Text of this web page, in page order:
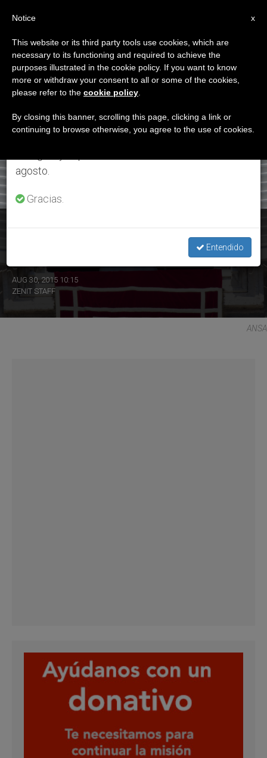
ETIQUETA
Posts Tagged
‘flaviano Miguel Melki’
ÚLTIMAS NOTICIAS
Francisco en el ángelus pide que se ponga fin a la violencia
AUG 30, 2015 10:15
ZENIT STAFF
ANSA
×
Aviso importante
Del 27 de julio al 7 de agosto haremos la pausa
anual, aprovechando que en el periodo de verano
se generan menos informaciones y también el
agosto.
Gracias.
Entendido
x
Notice
This website or its third party tools use cookies, which are
necessary to its functioning and required to achieve the
purposes illustrated in the cookie policy. If you want to know
more or withdraw your consent to all or some of the cookies,
please refer to the cookie policy
By closing this banner, scrolling this page, clicking a link or
continuing to browse otherwise, you agree to the use of cookies.